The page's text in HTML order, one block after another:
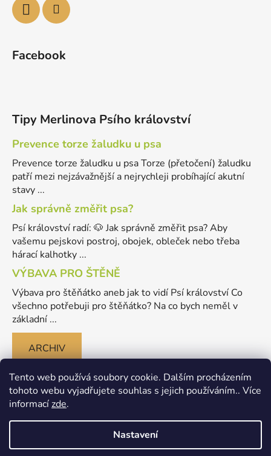
Tento web používá soubory cookie. Dalším procházením
tohoto webu vyjadřujete souhlas s jejich používáním.. Více
informacízde.
Nastavení
Facebook
Tipy Merlinova Psího království
Prevence torze žaludku u psa
Prevence torze žaludku u psa Torze (přetočení) žaludku
patří mezi nejzávažnější a nejrychleji probíhající akutní
stavy ...
Jak správně změřit psa?
Psí království radí: 🐶 Jak správně změřit psa? Aby
vašemu pejskovi postroj, obojek, obleček nebo třeba
hárací kalhotky ...
VÝBAVA PRO ŠTĚNĚ
Výbava pro štěňátko aneb jak to vidí Psí království Co
všechno potřebuji pro štěňátko? Na co bych neměl v
základní ...
ARCHIV